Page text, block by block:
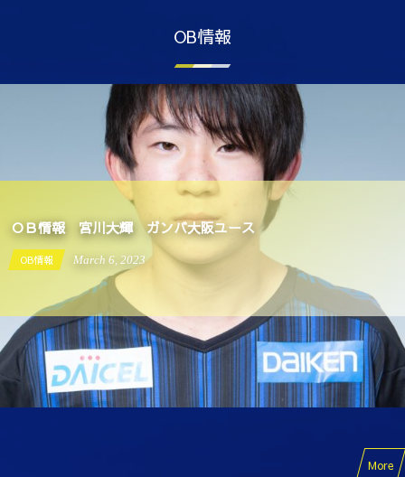
OB情報
ＯＢ情報 宮川大輝 ガンバ大阪ユース
OB情報 March 6, 2023
More